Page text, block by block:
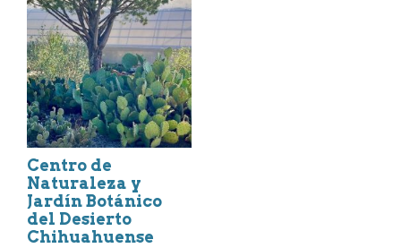
Centro de
Naturaleza y
Jardín Botánico
del Desierto
Chihuahuense